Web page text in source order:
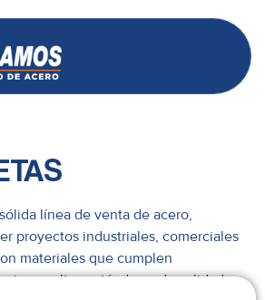
línea de venta de acero,
proyectos industriales, comerciales
materiales que cumplen
y altos estándares de calidad.